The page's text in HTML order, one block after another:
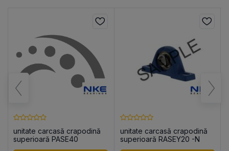
unitate carcasă crapodină
superioară PASE40
unitate carcasă crapodină
superioară RASEY20 -N